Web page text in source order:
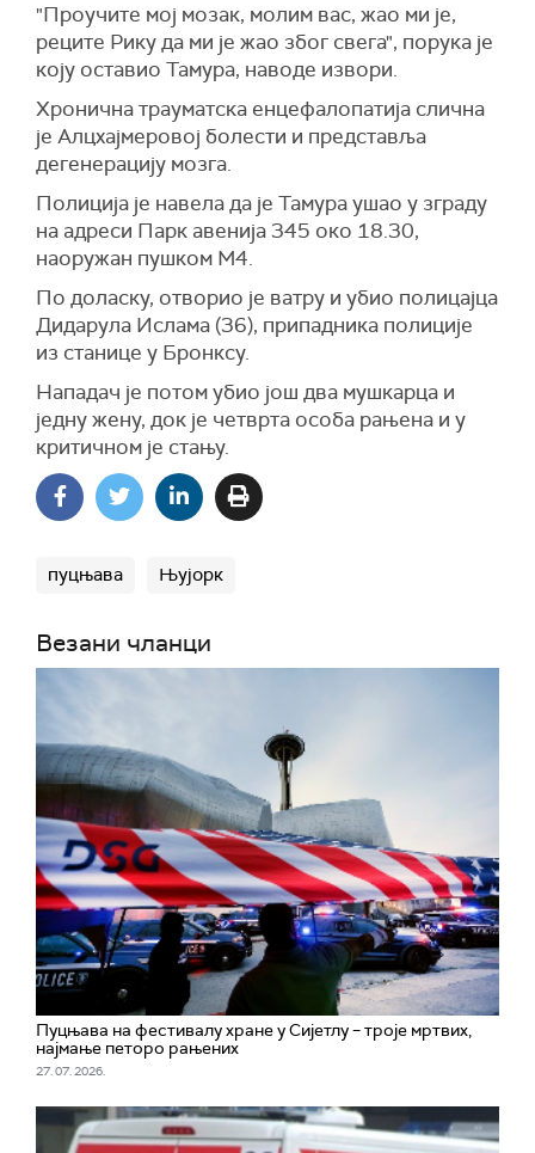
"Проучите мој мозак, молим вас, жао ми је,
реците Рику да ми је жао због свега", порука је
коју оставио Тамура, наводе извори.
Хронична трауматска енцефалопатија слична
је Алцхајмеровој болести и представља
дегенерацију мозга.
Полиција је навела да је Тамура ушао у зграду
на адреси Парк авенија 345 око 18.30,
наоружан пушком М4.
По доласку, отворио је ватру и убио полицајца
Дидарула Ислама (36), припадника полиције
из станице у Бронксу.
Нападач је потом убио још два мушкарца и
једну жену, док је четврта особа рањена и у
критичном је стању.
пуцњава Њујорк
Везани чланци
Пуцњава на фестивалу хране у Сијетлу – троје мртвих,
најмање петоро рањених
27. 07. 2026.